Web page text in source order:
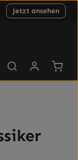
Jetzt ansehen